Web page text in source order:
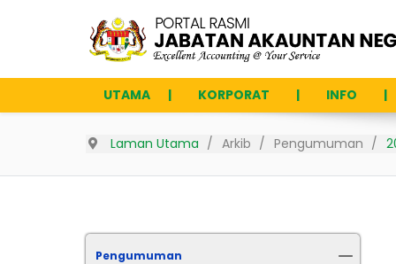
UTAMA KORPORAT INFO
Laman Utama Arkib Pengumuman
Pengumuman